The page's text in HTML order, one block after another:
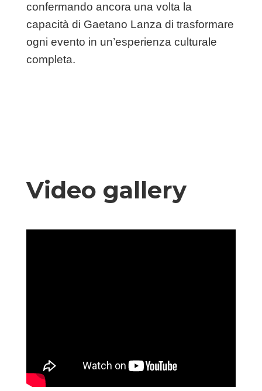
confermando ancora una volta la
capacità di Gaetano Lanza di trasformare
ogni evento in un’esperienza culturale
completa.
Video gallery